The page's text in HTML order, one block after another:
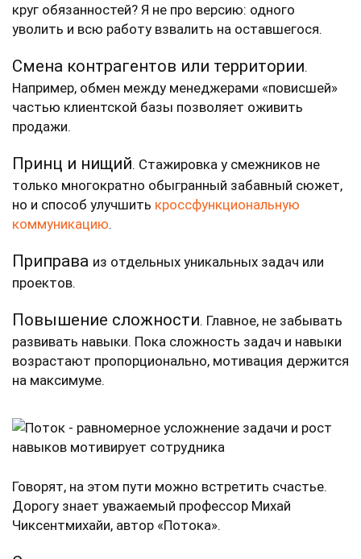
круг обязанностей? Я не про версию: одного
уволить и всю работу взвалить на оставшегося.
Смена контрагентов или территории.
Например, обмен между менеджерами «повисшей»
частью клиентской базы позволяет оживить
продажи.
Принц и нищий. Стажировка у смежников не
только многократно обыгранный забавный сюжет,
но и способ улучшить кроссфункциональную
коммуникацию.
Приправа из отдельных уникальных задач или
проектов.
Повышение сложности. Главное, не забывать
развивать навыки. Пока сложность задач и навыки
возрастают пропорционально, мотивация держится
на максимуме.
Говорят, на этом пути можно встретить счастье.
Дорогу знает уважаемый профессор Михай
Чиксентмихайи, автор «Потока».